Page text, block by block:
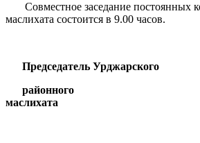
Совместное заседание постоянных
маслихата состоится в 9.00 часов.
Председатель Урджарского
районного
маслихата